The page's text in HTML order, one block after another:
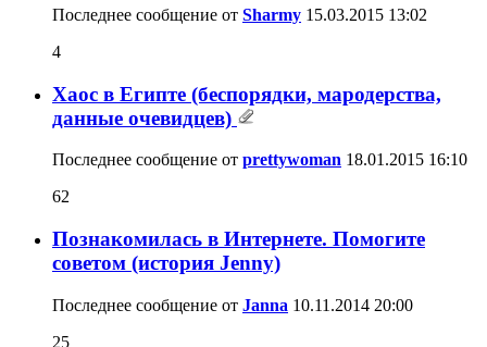
Последнее сообщение от Sharmy 15.03.2015 13:02
4
Хаос в Египте (беспорядки, мародерства,
данные очевидцев)
Последнее сообщение от prettywoman 18.01.2015 16:10
62
Познакомилась в Интернете. Помогите
советом (история Jenny)
Последнее сообщение от Janna 10.11.2014 20:00
25